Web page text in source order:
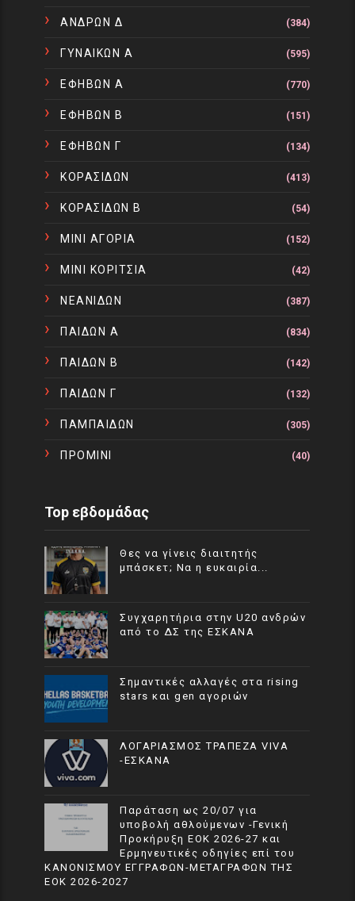
ΑΝΔΡΩΝ Δ (384)
ΓΥΝΑΙΚΩΝ Α (595)
ΕΦΗΒΩΝ Α (770)
ΕΦΗΒΩΝ Β (151)
ΕΦΗΒΩΝ Γ (134)
ΚΟΡΑΣΙΔΩΝ (413)
ΚΟΡΑΣΙΔΩΝ Β (54)
ΜΙΝΙ ΑΓΟΡΙΑ (152)
ΜΙΝΙ ΚΟΡΙΤΣΙΑ (42)
ΝΕΑΝΙΔΩΝ (387)
ΠΑΙΔΩΝ Α (834)
ΠΑΙΔΩΝ Β (142)
ΠΑΙΔΩΝ Γ (132)
ΠΑΜΠΑΙΔΩΝ (305)
ΠΡΟΜΙΝΙ (40)
Top εβδομάδας
Θες να γίνεις διαιτητής
μπάσκετ; Να η ευκαιρία...
Συγχαρητήρια στην U20 ανδρών
από το ΔΣ της ΕΣΚΑΝΑ
Σημαντικές αλλαγές στα rising
stars και gen αγοριών
ΛΟΓΑΡΙΑΣΜΟΣ ΤΡΑΠΕΖΑ VIVA
-ΕΣΚΑΝΑ
Παράταση ως 20/07 για
υποβολή αθλούμενων -Γενική
Προκήρυξη ΕΟΚ 2026-27 και
Ερμηνευτικές οδηγίες επί του
ΚΑΝΟΝΙΣΜΟΥ ΕΓΓΡΑΦΩΝ-ΜΕΤΑΓΡΑΦΩΝ ΤΗΣ
ΕΟΚ 2026-2027